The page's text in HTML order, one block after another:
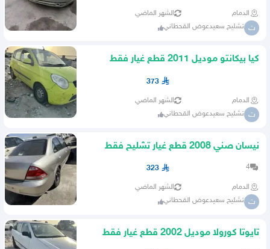
الدمام الشهر الماضي
ت تشليح سعيدعوض القحطاني
كيا بيكانتو موديل 2011 قطع غيار فقط
373
الدمام الشهر الماضي
ت تشليح سعيدعوض القحطاني
نيسان صني 2008 قطع غيار تشليح فقط
4
323
الدمام الشهر الماضي
ت تشليح سعيدعوض القحطاني
تايوتا كورولا موديل 2002 قطع غيار فقط